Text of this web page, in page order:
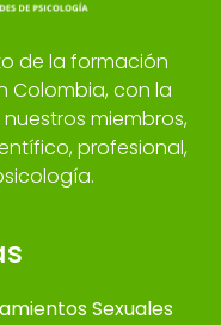
de la formación
Colombia, con la
miembros,
profesional,
Sexuales